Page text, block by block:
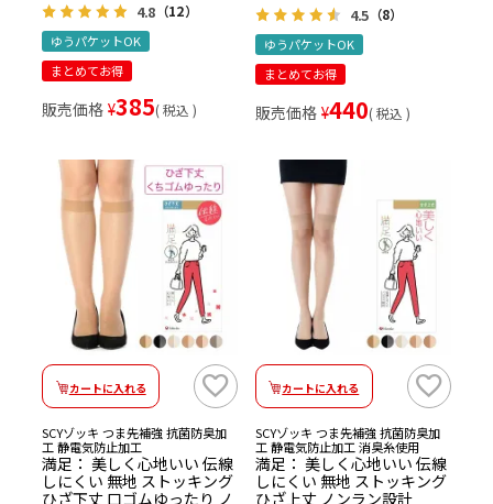
4.8 （12）
ゆうパケットOK
まとめてお得
販売価格 ¥385 税込
4.5 （8）
ゆうパケットOK
まとめてお得
販売価格 ¥440 税込
カートに入れる
SCYゾッキ つま先補強 抗菌防臭加
工 静電気防止加工
満足： 美しく心地いい 伝線
しにくい 無地 ストッキング
ひざ下丈 口ゴムゆったり ノ
カートに入れる
SCYゾッキ つま先補強 抗菌防臭加
工 静電気防止加工 消臭糸使用
満足： 美しく心地いい 伝線
しにくい 無地 ストッキング
ひざ上丈 ノンラン設計